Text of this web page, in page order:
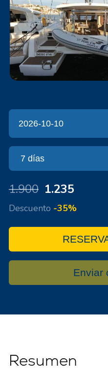
1.900 1.235
Descuento -35%
Enviar
Resumen